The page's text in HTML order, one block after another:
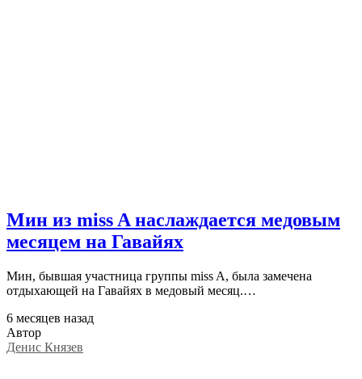
Мин из miss A наслаждается медовым
месяцем на Гавайях
Мин, бывшая участница группы miss A, была замечена
отдыхающей на Гавайях в медовый месяц.…
6 месяцев назад
Автор
Денис Князев